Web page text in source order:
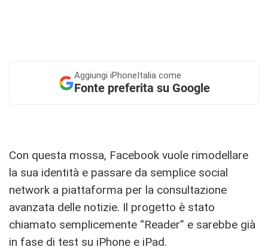
Aggiungi iPhoneItalia come
Fonte preferita su Google
Con questa mossa, Facebook vuole rimodellare
la sua identità e passare da semplice social
network a piattaforma per la consultazione
avanzata delle notizie. Il progetto è stato
chiamato semplicemente “Reader” e sarebbe già
in fase di test su iPhone e iPad.